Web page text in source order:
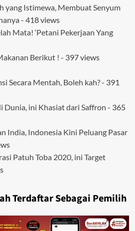
yang Istimewa, Membuat Senyum
- 418 views
Mata! ‘Petani Pekerjaan Yang
Berikut ! - 397 views
Secara Mentah, Boleh kah?- 391
Dunia, ini Khasiat dari Saffron - 365
India, Indonesia Kini Peluang Pasar
Patuh Toba 2020, ini Target
Terdaftar Sebagai Pemilih